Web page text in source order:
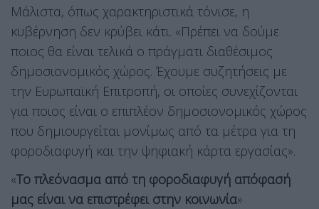
Μάλιστα, όπως χαρακτηριστικά τόνισε, η
κυβέρνηση δεν κρύβει κάτι. «Πρέπει να δούμε
ποιος θα είναι τελικά ο πράγματι διαθέσιμος
δημοσιονομικός χώρος. Έχουμε συζητήσεις με
την Ευρωπαϊκή Επιτροπή, οι οποίες συνεχίζονται
για ποιος είναι ο επιπλέον δημοσιονομικός χώρος
που δημιουργείται μονίμως από τα μέτρα για τη
φοροδιαφυγή και την ψηφιακή κάρτα εργασίας».
«Το πλεόνασμα από τη φοροδιαφυγή απόφασή
μας είναι να επιστρέφει στην κοινωνία»